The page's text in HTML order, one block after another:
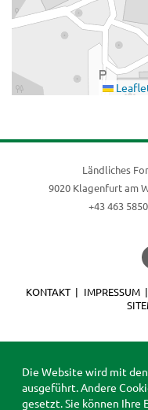
Ländliches
9020 Klagenfurt am
+43 463
KONTAKT IMPRESSUM
Die Website wird mit
ausgeführt. Andere
gesetzt. Sie können Ihre